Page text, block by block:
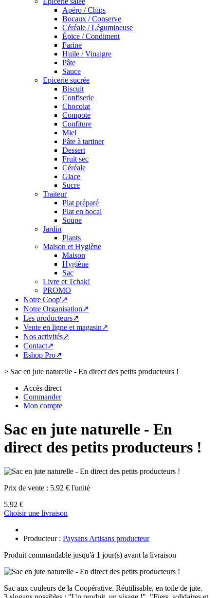
Apéro / Chips
Bocaux / Conserve
Céréale / Légumineuse
Épice / Condiment
Farine
Huile / Vinaigre
Pâte
Sauce
Epicerie sucrée
Biscuit
Confiserie
Chocolat
Compote
Confiture
Miel
Pâte à tartiner
Dessert
Fruit sec
Céréale
Glace
Sucre
Traiteur
Plat préparé
Plat en bocal
Soupe
Jardin
Plants
Maison et Hygiène
Maison
Hygiène
Sac
Livre et Tchak!
PROMO
Notre Coop'↗
Notre Organisation↗
Les producteurs↗
Vente en ligne et magasin↗
Nos activités↗
Contact↗
Eshop Pro↗
> Sac en jute naturelle - En direct des petits producteurs !
Accès direct
Commander
Mon compte
Sac en jute naturelle - En
direct des petits producteurs !
Prix de vente : 5.92 € l'unité
5.92 €
Choisir une livraison
Producteur : Paysans Artisans producteur
Produit commandable jusqu'à 1 jour(s) avant la livraison
Sac aux couleurs de la Coopérative. Réutilisable, en toile de jute.